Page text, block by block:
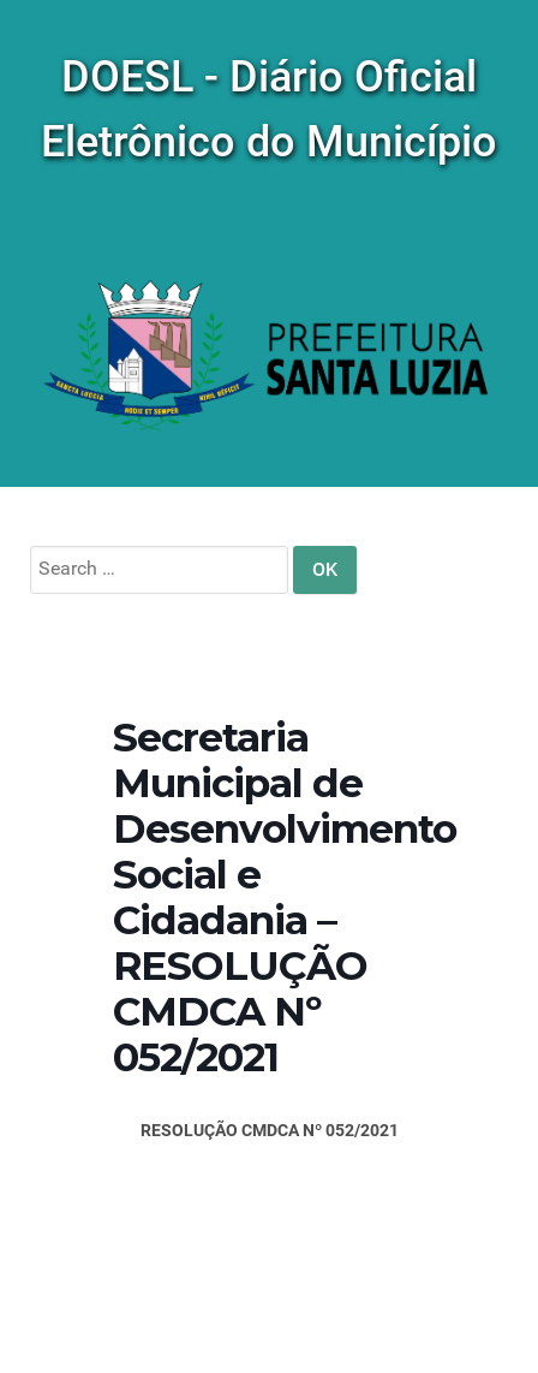
DOESL - Diário Oficial
Eletrônico do Município
Search
for:
Secretaria
Municipal de
Desenvolvimento
Social e
Cidadania –
RESOLUÇÃO
CMDCA Nº
052/2021
RESOLUÇÃO CMDCA Nº 052/2021